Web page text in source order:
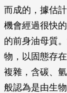
而成的，據估
機會經過很快
的前身油母質
物，以固態存
複雜，含碳、
般認為是由生